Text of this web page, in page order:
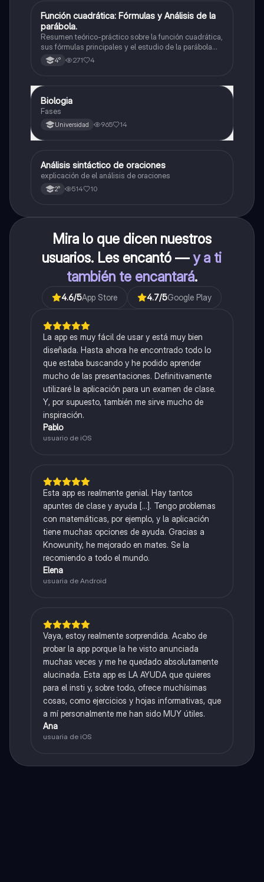
Matemáticas
Función cuadrática: Fórmulas y Análisis de la
parábola.
Resumen teórico-práctico sobre la función cuadrática,
sus fórmulas principales y el estudio de la parábola
como representación gráfica.Incluye desarrollo de la
forma general, cálculo de raíces, vértice y elementos
4° 271 4
Biología
Biologia
Fases
Universidad 965 14
Lengua
Análisis sintáctico de oraciones
explicación de el análisis de oraciones
2° 514 10
Mira lo que dicen nuestros
usuarios. Les encantó —y a ti
también te encantará.
4.6/5App Store 4.7/5Google Play
La app es muy fácil de usar y está muy bien
diseñada. Hasta ahora he encontrado todo lo
que estaba buscando y he podido aprender
mucho de las presentaciones. Definitivamente
utilizaré la aplicación para un examen de clase.
Y, por supuesto, también me sirve mucho de
inspiración.
Pablo
usuario de iOS
Esta app es realmente genial. Hay tantos
apuntes de clase y ayuda [...]. Tengo problemas
con matemáticas, por ejemplo, y la aplicación
tiene muchas opciones de ayuda. Gracias a
Knowunity, he mejorado en mates. Se la
recomiendo a todo el mundo.
Elena
usuaria de Android
Vaya, estoy realmente sorprendida. Acabo de
probar la app porque la he visto anunciada
muchas veces y me he quedado absolutamente
alucinada. Esta app es LA AYUDA que quieres
para el insti y, sobre todo, ofrece muchísimas
cosas, como ejercicios y hojas informativas, que
a mí personalmente me han sido MUY útiles.
Ana
usuaria de iOS